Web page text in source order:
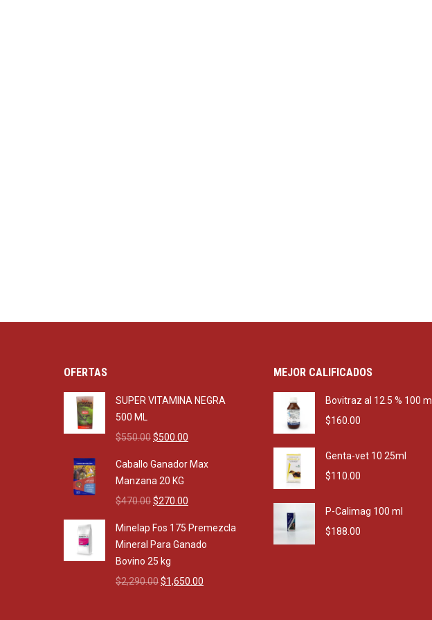
OFERTAS
SUPER VITAMINA NEGRA
500 ML
$550.00Original
was:
$550.00.
$500.00
is:
Caballo Ganador Max
Manzana 20 KG
$470.00Original
was:
$470.00.
$270.00
is:
$270.00.
Minelap Fos 175 Premezcla
Mineral Para Ganado
Bovino 25 kg
$2,290.00Original
$1,650.00
MEJOR CALIFICADOS
Bovitraz al 12.5 % 100 ml
$160.00
Genta-vet 10 25ml
$110.00
P-Calimag 100 ml
$188.00